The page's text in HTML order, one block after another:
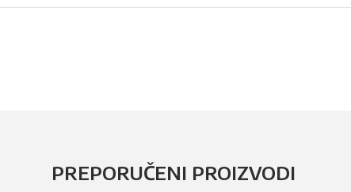
PREPORUČENI PROIZVODI